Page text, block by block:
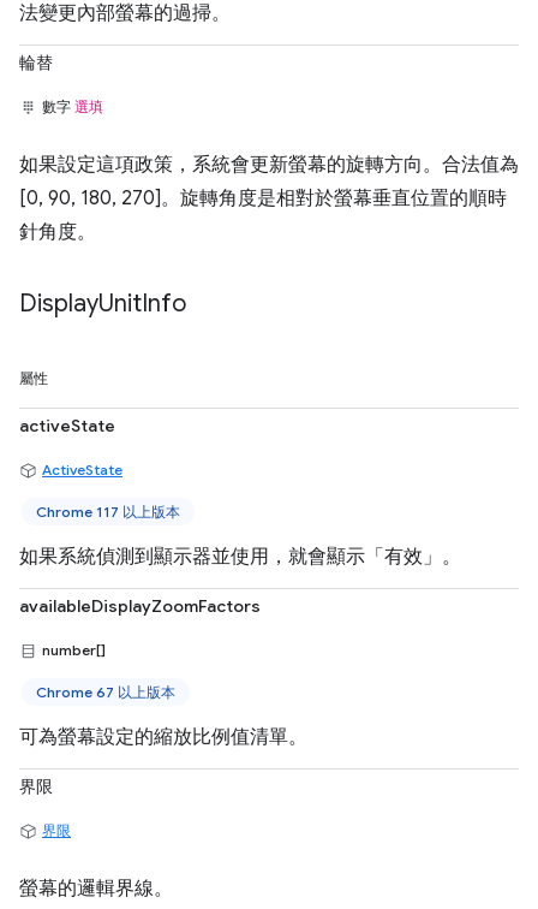
法變更內部螢幕的過掃。
輪替
數字 選填
如果設定這項政策，系統會更新螢幕的旋轉方向。合法值為
[0, 90, 180, 270]。旋轉角度是相對於螢幕垂直位置的順時
針角度。
DisplayUnitInfo
屬性
activeState
ActiveState
Chrome 117 以上版本
如果系統偵測到顯示器並使用，就會顯示「有效」。
availableDisplayZoomFactors
number[]
Chrome 67 以上版本
可為螢幕設定的縮放比例值清單。
界限
界限
螢幕的邏輯界線。